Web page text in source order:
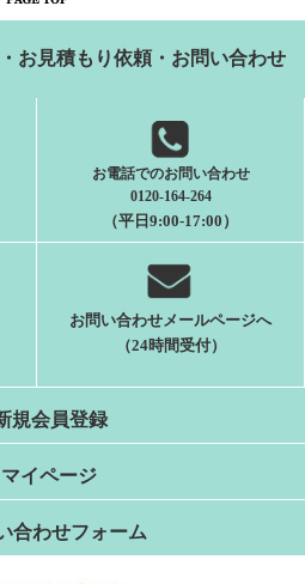
お見積もり依頼・お問い合わせ
お電話でのお問い合わせ
0120-164-264
（平日9:00-17:00）
お問い合わせメールページへ
（24時間受付）
規会員登録
マイページ
合わせフォーム